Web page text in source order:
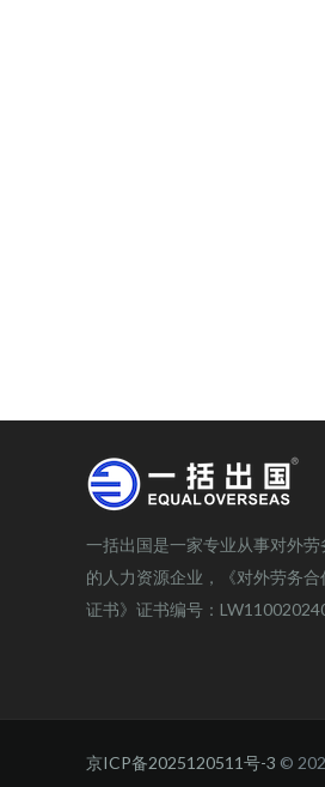
一括出国是一家专业从事对外劳
的人力资源企业，《对外劳务合
证书》证书编号：
京ICP备2025120511号-3 ©